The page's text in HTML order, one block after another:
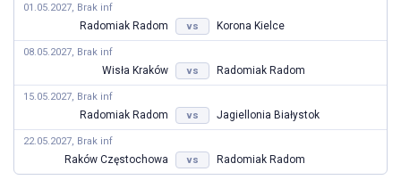
01.05.2027, Brak inf
Radomiak Radom vs Korona Kielce
08.05.2027, Brak inf
Wisła Kraków vs Radomiak Radom
15.05.2027, Brak inf
Radomiak Radom vs Jagiellonia Białystok
22.05.2027, Brak inf
Raków Częstochowa vs Radomiak Radom